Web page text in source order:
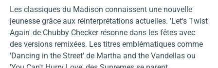
Les classiques du Madison connaissent une nouvelle
jeunesse grâce aux réinterprétations actuelles. 'Let's Twist
Again' de Chubby Checker résonne dans les fêtes avec
des versions remixées. Les titres emblématiques comme
'Dancing in the Street' de Martha and the Vandellas ou